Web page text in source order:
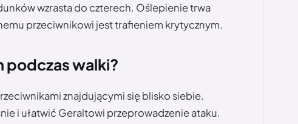
wzrasta do czterech. Oślepienie trwa
przeciwnikowi jest trafieniem krytycznym.
podczas walki?
znajdującymi się blisko siebie.
i ułatwić Geraltowi przeprowadzenie ataku.